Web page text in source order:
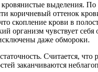
выделения.
коричневый оттенок
скопление крови в
чувствует
даже обмороки.
Считается,
заканчиваются